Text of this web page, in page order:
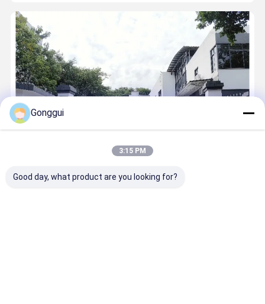
前左9Y0616039 ポルシェ・カイエンの空気懸垂ショック吸収器
5102GQ 5102GP シトロエン・フィアット・ピエージオ用 後部エアサス
スベンツ、BMW、アウディ、ポルシェ、ランドローバーなど）の世
Gonggui
3:15 PM
Good day, what product are you looking for?